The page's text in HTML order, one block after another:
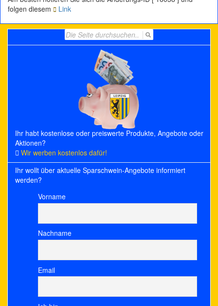
folgen diesem
Link
for:
Ihr habt kostenlose oder preiswerte Produkte, Angebote oder
Aktionen?
Wir werben kostenlos dafür!
Ihr wollt über aktuelle Sparschwein-Angebote informiert
werden?
Vorname
Nachname
Email